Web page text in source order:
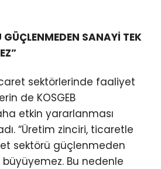
GÜÇLENMEDEN SANAYİ TEK
sektörlerinde faaliyet
de KOSGEB
etkin yararlanması
“Üretim zinciri, ticaretle
sektörü güçlenmeden
Bu nedenle